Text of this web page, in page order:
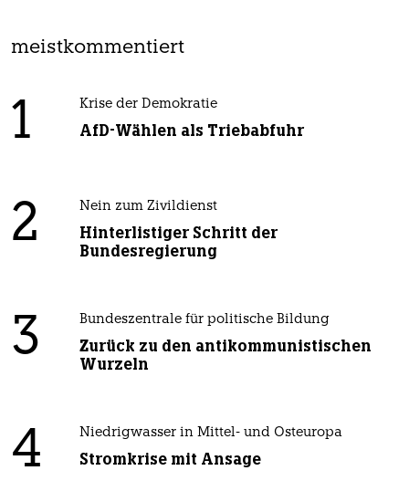
meistkommentiert
1 Krise der Demokratie
AfD-Wählen als Triebabfuhr
2 Nein zum Zivildienst
Hinterlistiger Schritt der
Bundesregierung
3 Bundeszentrale für politische Bildung
Zurück zu den antikommunistischen
Wurzeln
4 Niedrigwasser in Mittel- und Osteuropa
Stromkrise mit Ansage